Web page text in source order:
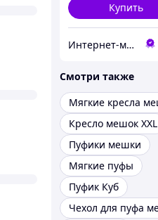
Купить
Интернет-магазин "Podarex"
Смотри также
Мягкие кресла
Кресло мешок XXL
Пуфики мешки
Мягкие пуфы
Пуфик Куб
Чехол для пуфа